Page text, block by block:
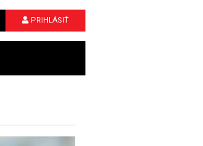
PRIHLÁSIŤ